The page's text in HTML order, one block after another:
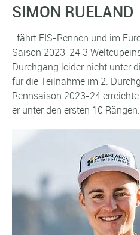
SIMON RUELAND
fährt FIS-Rennen und im
Saison 2023-24 3
Durchgang leider nicht unter
für die Teilnahme im 2.
Rennsaison 2023-24
er unter den ersten 10 Rängen.